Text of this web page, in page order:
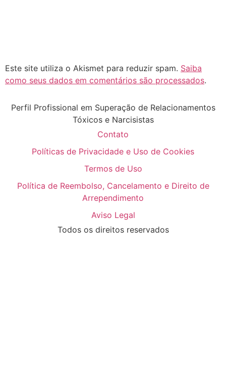
Este site utiliza o Akismet para reduzir spam. Saiba
como seus dados em comentários são processados.
Perfil Profissional em Superação de Relacionamentos
Tóxicos e Narcisistas
Contato
Políticas de Privacidade e Uso de Cookies
Termos de Uso
Política de Reembolso, Cancelamento e Direito de
Arrependimento
Aviso Legal
Todos os direitos reservados